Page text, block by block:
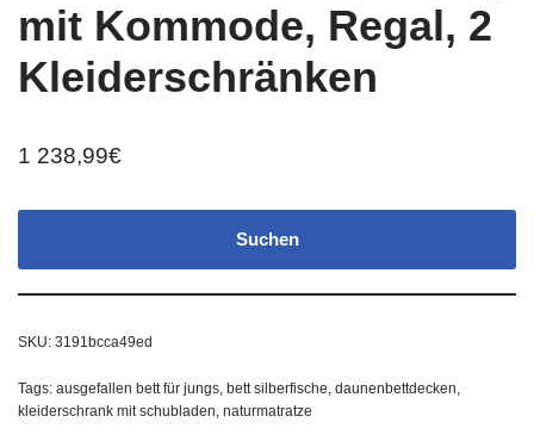
mit Kommode, Regal, 2
Kleiderschränken
1 238,99€
Suchen
SKU: 3191bcca49ed
Tags: ausgefallen bett für jungs, bett silberfische, daunenbettdecken,
kleiderschrank mit schubladen, naturmatratze